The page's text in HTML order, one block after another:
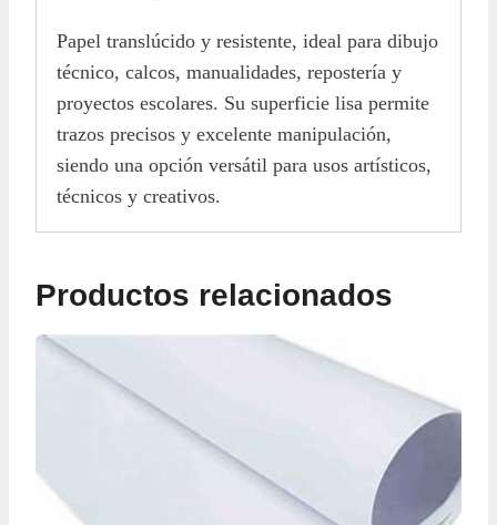
Papel translúcido y resistente, ideal para dibujo
técnico, calcos, manualidades, repostería y
proyectos escolares. Su superficie lisa permite
trazos precisos y excelente manipulación,
siendo una opción versátil para usos artísticos,
técnicos y creativos.
Productos relacionados